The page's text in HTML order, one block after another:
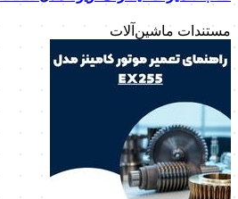
مستندات ماشین‌آلات